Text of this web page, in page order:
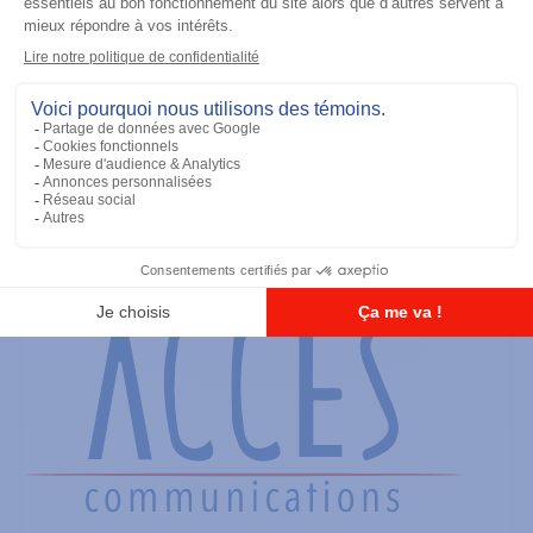
Antennes
900 MHz Short Whip Antenna 11cm
(896-941MHZ) - FM / UL Approved